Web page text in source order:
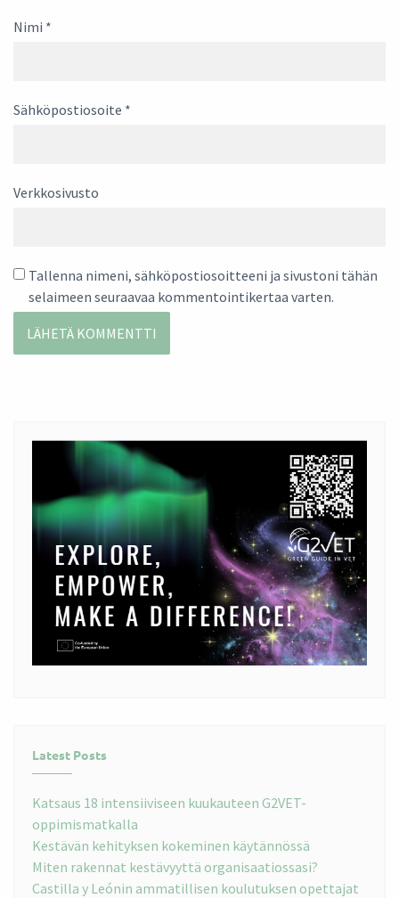
Nimi *
Sähköpostiosoite *
Verkkosivusto
Tallenna nimeni, sähköpostiosoitteeni ja sivustoni tähän
selaimeen seuraavaa kommentointikertaa varten.
Latest Posts
Katsaus 18 intensiiviseen kuukauteen G2VET-
oppimismatkalla
Kestävän kehityksen kokeminen käytännössä
Miten rakennat kestävyyttä organisaatiossasi?
Castilla y Leónin ammatillisen koulutuksen opettajat